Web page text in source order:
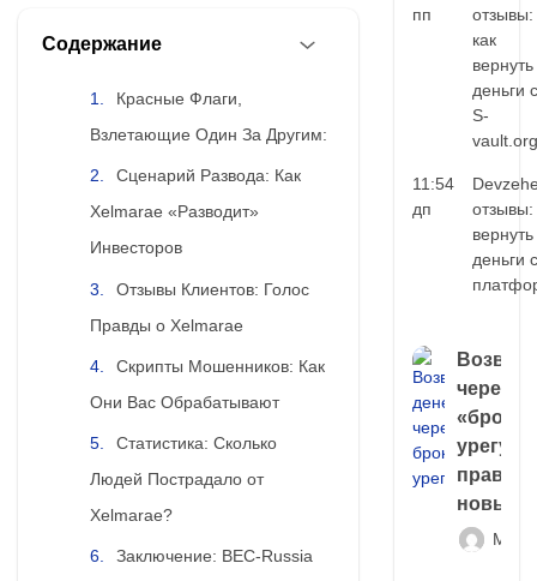
Содержание
Красные Флаги,
Взлетающие Один За Другим:
Сценарий Развода: Как
Xelmarae «Разводит»
Инвесторов
Отзывы Клиентов: Голос
Правды о Xelmarae
Скрипты Мошенников: Как
Они Вас Обрабатывают
Статистика: Сколько
Людей Пострадало от
Xelmarae?
Заключение: BEC-Russia
пп
отзывы:
как
вернуть
деньги с
S-
vault.org
11:54
дп
отзывы:
вернуть
деньги с
через
правда
новый